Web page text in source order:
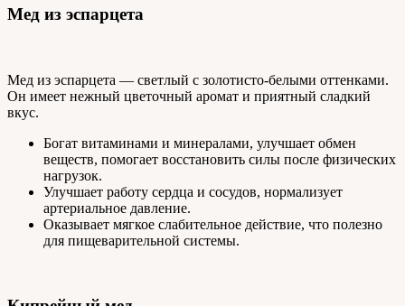
Мед из эспарцета
Мед из эспарцета — светлый с золотисто-белыми оттенками.
Он имеет нежный цветочный аромат и приятный сладкий
вкус.
Богат витаминами и минералами, улучшает обмен
веществ, помогает восстановить силы после физических
нагрузок.
Улучшает работу сердца и сосудов, нормализует
артериальное давление.
Оказывает мягкое слабительное действие, что полезно
для пищеварительной системы.